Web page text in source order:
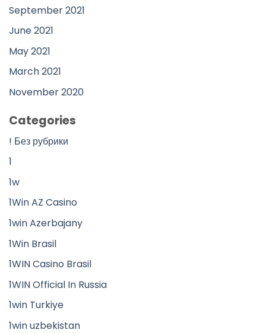
September 2021
June 2021
May 2021
March 2021
November 2020
Categories
! Без рубрики
1
1w
1Win AZ Casino
1win Azerbajany
1Win Brasil
1WIN Casino Brasil
1WIN Official In Russia
1win Turkiye
1win uzbekistan